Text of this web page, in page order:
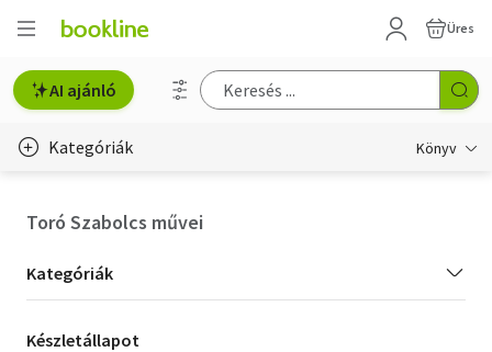
Üres
AI ajánló
Kategóriák Könyv
Hobbi, szabadidő
Toró Szabolcs művei
Kategória
szűrés
Kategóriák
Készletállapot
Készletállapot